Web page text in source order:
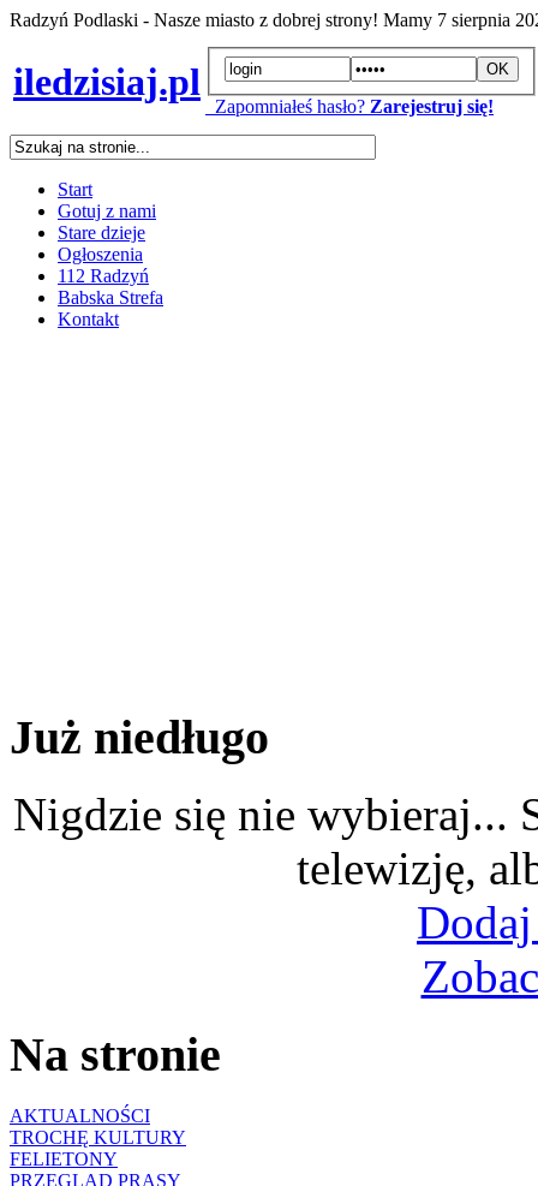
Radzyń Podlaski - Nasze miasto z dobrej strony! Mamy 7 sierpnia
iledzisiaj.pl
Zapomniałeś hasło? Zarejestruj się!
Start
Gotuj z nami
Stare dzieje
Ogłoszenia
112 Radzyń
Babska Strefa
Kontakt
Już niedługo
Nigdzie się nie wybieraj...
telewizję,
Na stronie
AKTUALNOŚCI
TROCHĘ KULTURY
FELIETONY
PRZEGLĄD PRASY